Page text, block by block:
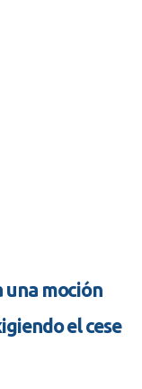
una moción
el cese